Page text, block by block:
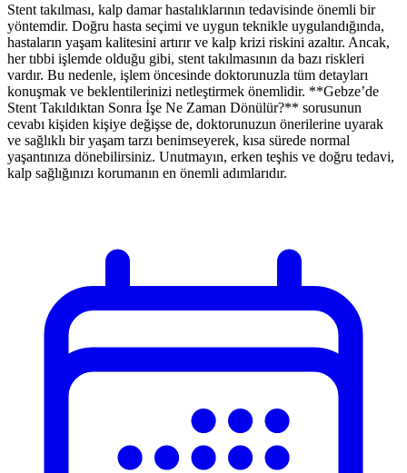
Stent takılması, kalp damar hastalıklarının tedavisinde önemli bir
yöntemdir. Doğru hasta seçimi ve uygun teknikle uygulandığında,
hastaların yaşam kalitesini artırır ve kalp krizi riskini azaltır. Ancak,
her tıbbi işlemde olduğu gibi, stent takılmasının da bazı riskleri
vardır. Bu nedenle, işlem öncesinde doktorunuzla tüm detayları
konuşmak ve beklentilerinizi netleştirmek önemlidir. **Gebze’de
Stent Takıldıktan Sonra İşe Ne Zaman Dönülür?** sorusunun
cevabı kişiden kişiye değişse de, doktorunuzun önerilerine uyarak
ve sağlıklı bir yaşam tarzı benimseyerek, kısa sürede normal
yaşantınıza dönebilirsiniz. Unutmayın, erken teşhis ve doğru tedavi,
kalp sağlığınızı korumanın en önemli adımlarıdır.